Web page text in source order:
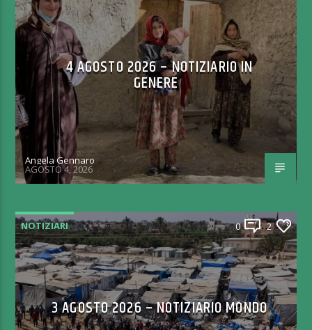
4 AGOSTO 2026 – NOTIZIARIO IN
GENERE
Angela Gennaro
AGOSTO 4, 2026
NOTIZIARI 0 2
3 AGOSTO 2026 – NOTIZIARIO MONDO